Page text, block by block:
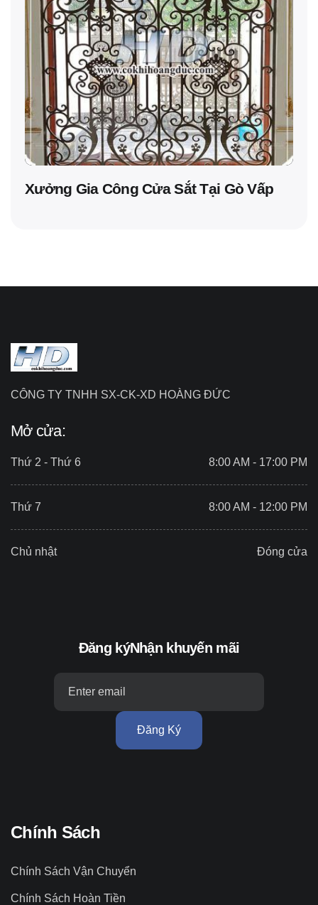
Xưởng Gia Công Cửa Sắt Tại Gò Vấp
CÔNG TY TNHH SX-CK-XD HOÀNG ĐỨC
Mở cửa:
Thứ 2 - Thứ 6 8:00 AM - 17:00 PM
Thứ 7 8:00 AM - 12:00 PM
Chủ nhật Đóng cửa
Đăng kýNhận khuyến mãi
Đăng Ký
Chính Sách
Chính Sách Vận Chuyển
Chính Sách Hoàn Tiền